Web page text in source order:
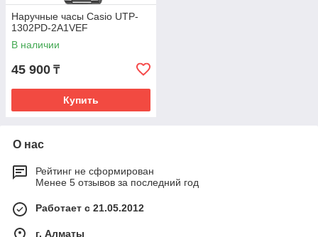
Наручные часы Casio UTP-
1302PD-2A1VEF
В наличии
45 900 ₸
Купить
О нас
Рейтинг не сформирован
Менее 5 отзывов за последний год
Работает с 21.05.2012
г. Алматы